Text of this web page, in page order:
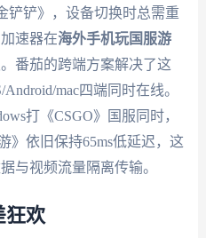
铲铲》，设备切换时总需重
速器在海外手机玩国服游
番茄的跨端方案解决了这
mac四端同时在线。
打《CSGO》国服同时，
》依旧保持65ms低延迟，这
与视频流量隔离传输。
狂欢